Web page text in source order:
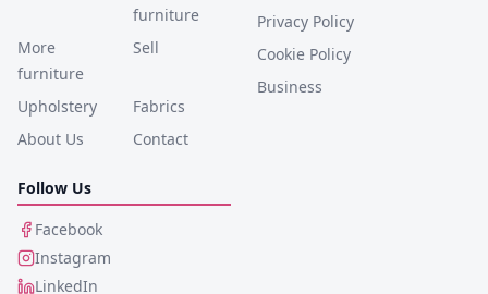
furniture
More
furniture
Sell
Upholstery
Fabrics
About Us
Contact
Privacy Policy
Cookie Policy
Business
Follow Us
Facebook
Instagram
LinkedIn